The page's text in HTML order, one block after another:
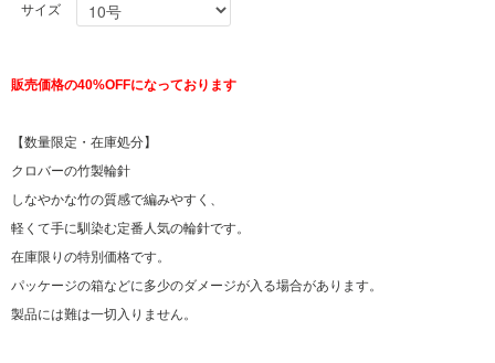
サイズ
販売価格の40%OFFになっております
【数量限定・在庫処分】
クロバーの竹製輪針
しなやかな竹の質感で編みやすく、
軽くて手に馴染む定番人気の輪針です。
在庫限りの特別価格です。
パッケージの箱などに多少のダメージが入る場合があります。
製品には難は一切入りません。